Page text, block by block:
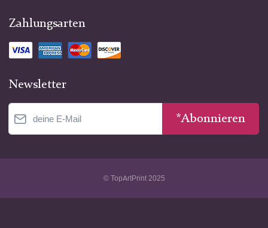
Zahlungsarten
Newsletter
*Abonnieren
© TopArtPrint 2025